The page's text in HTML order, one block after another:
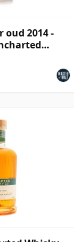
oud 2014 -